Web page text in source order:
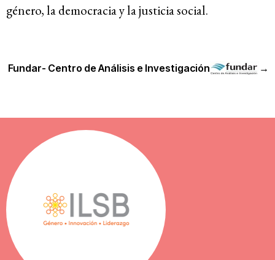
género, la democracia y la justicia social.
Fundar- Centro de Análisis e Investigación →